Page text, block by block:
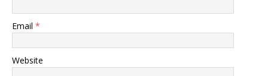
Email *
Website